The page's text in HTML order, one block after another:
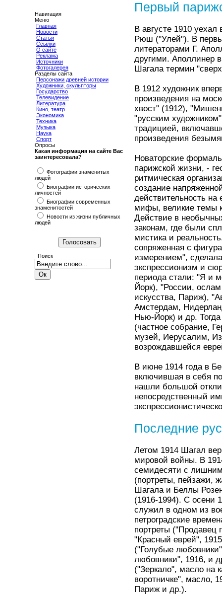
Навигация
Меню
Главная
Новости
Статьи
Ссылки
О сайте
Реклама
Источники
Фотогалерея
Разделы сайта
Персонажи древней истории
Художники, скульпторы
Государство
Телевидение
Литература
Кино, театр
Экономика
Техника
Музыка
Наука
Спорт
Опросы
Какая информация на сайте Вас
заинтересовала?
Фотографии знаменитых
людей
Биографии исторических
личностей
Биографии современных
знаменитостей
Новости из жизни публичных
людей
Поиск
Первый
В августе 1910
Рюш ("Улей"). В
литераторами Г.
другими. Аполлинер
Шагала термин
В 1912 художник
произведения на
хвост" (1912),
"русским
традицией,
произведения
Новаторские
парижской жизни, -
ритмическая
создание
действительность
мифы, великие темы
Действие в
законам, где были
мистика и
сопряженная с
измерением",
экспрессионизм и
периода стали: "Я и
Йорк), "России,
искусства, Париж),
Амстердам,
Нью-Йорк) и др.
(частное собрание,
музей, Иерусалим,
возрождавшейся
В июне 1914 года в
включившая в себя
нашли большой
непосредственный
Последние
Летом 1914 Шагал
мировой войны. В
семидесяти с лишним
(портреты, пейзажи,
Шагала и Беллы
(1916-1994). С осени
служил в одном из
петроградские
портреты ("Продавец
"Красный еврей",
("Голубые
любовники", 1916, и
("Зеркало", масло на
воротничке", масло,
Париж и др.).